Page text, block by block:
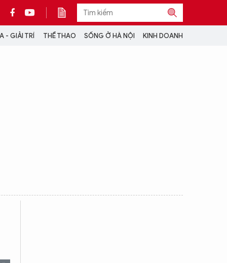
- GIẢI TRÍ THỂ THAO SỐNG Ở HÀ NỘI KINH DOANH